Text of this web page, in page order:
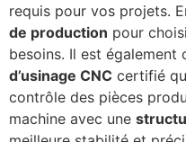
requis pour vos projets.
de production pour
besoins. Il est également
d’usinage CNC certifié
contrôle des pièces
machine avec une